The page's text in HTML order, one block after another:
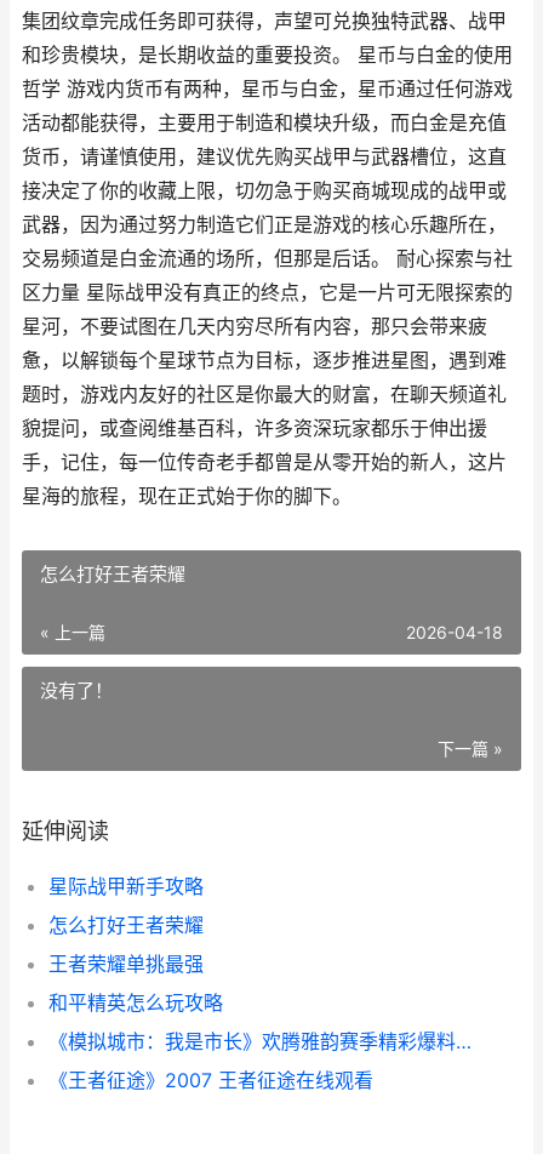
集团纹章完成任务即可获得，声望可兑换独特武器、战甲
和珍贵模块，是长期收益的重要投资。 星币与白金的使用
哲学 游戏内货币有两种，星币与白金，星币通过任何游戏
活动都能获得，主要用于制造和模块升级，而白金是充值
货币，请谨慎使用，建议优先购买战甲与武器槽位，这直
接决定了你的收藏上限，切勿急于购买商城现成的战甲或
武器，因为通过努力制造它们正是游戏的核心乐趣所在，
交易频道是白金流通的场所，但那是后话。 耐心探索与社
区力量 星际战甲没有真正的终点，它是一片可无限探索的
星河，不要试图在几天内穷尽所有内容，那只会带来疲
惫，以解锁每个星球节点为目标，逐步推进星图，遇到难
题时，游戏内友好的社区是你最大的财富，在聊天频道礼
貌提问，或查阅维基百科，许多资深玩家都乐于伸出援
手，记住，每一位传奇老手都曾是从零开始的新人，这片
星海的旅程，现在正式始于你的脚下。
怎么打好王者荣耀
« 上一篇 2026-04-18
没有了！
下一篇 »
延伸阅读
星际战甲新手攻略
怎么打好王者荣耀
王者荣耀单挑最强
和平精英怎么玩攻略
《模拟城市：我是市长》欢腾雅韵赛季精彩爆料 模拟城市我是长破解版2023
《王者征途》2007 王者征途在线观看